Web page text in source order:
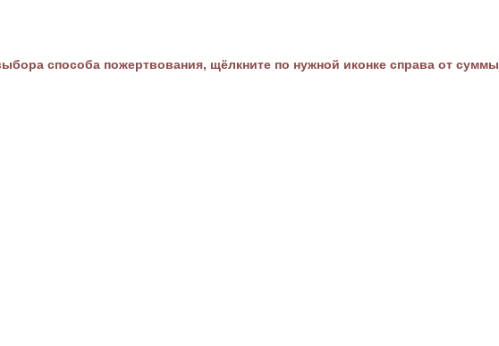
способа пожертвования, щёлкните по нужной иконке справа от суммы